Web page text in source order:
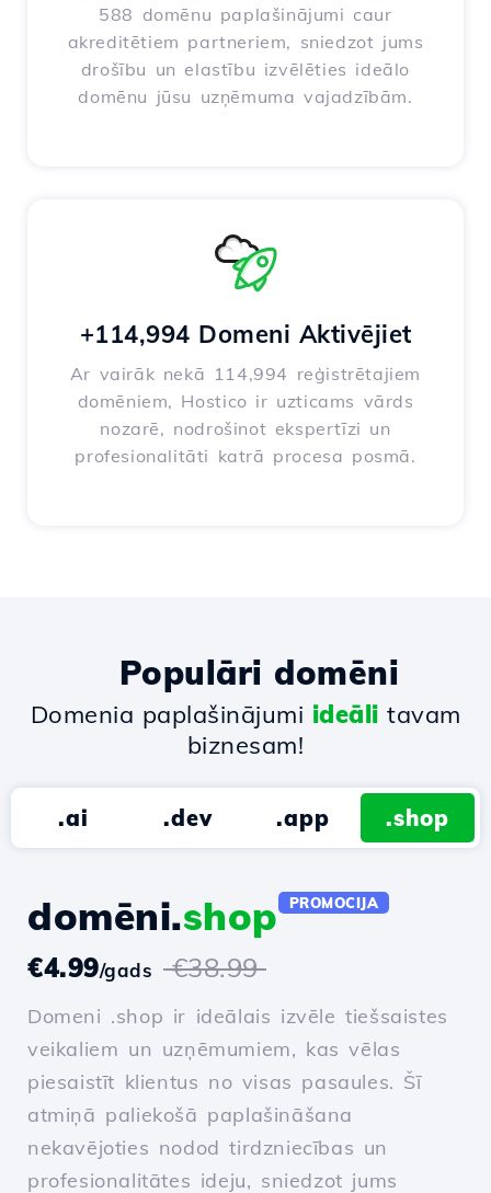
588 domēnu paplašinājumi caur
akreditētiem partneriem, sniedzot jums
drošību un elastību izvēlēties ideālo
domēnu jūsu uzņēmuma vajadzībām.
+114,994 Domeni Aktivējiet
Ar vairāk nekā 114,994 reģistrētajiem
domēniem, Hostico ir uzticams vārds
nozarē, nodrošinot ekspertīzi un
profesionalitāti katrā procesa posmā.
Populāri domēni
Domenia paplašinājumi ideāli tavam
biznesam!
.ai .dev .app .shop
domēni.shop PROMOCIJA
€4.99/gads €38.99
Domeni .shop ir ideālais izvēle tiešsaistes
veikaliem un uzņēmumiem, kas vēlas
piesaistīt klientus no visas pasaules. Šī
atmiņā paliekošā paplašināšana
nekavējoties nodod tirdzniecības un
profesionalitātes ideju, sniedzot jums